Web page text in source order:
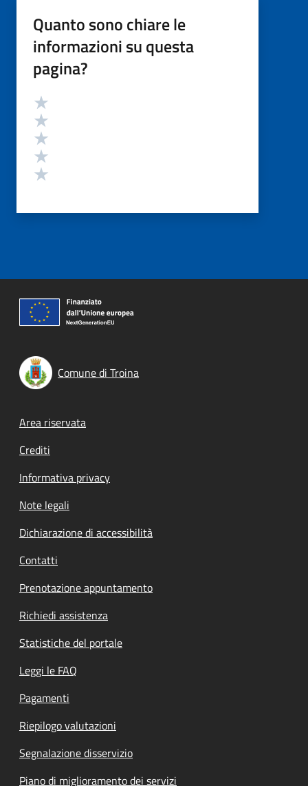
Quanto sono chiare le
informazioni su questa
pagina?
Valutazione
Comune di Troina
Footer menu
Area riservata
Crediti
Informativa privacy
Note legali
Dichiarazione di accessibilità
Contatti
Prenotazione appuntamento
Richiedi assistenza
Statistiche del portale
Leggi le FAQ
Pagamenti
Riepilogo valutazioni
Segnalazione disservizio
Piano di miglioramento dei servizi